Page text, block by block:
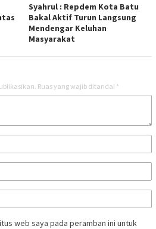
Syahrul : Repdem Kota Batu
Bakal Aktif Turun Langsung
Mendengar Keluhan
Masyarakat
Ruas yang wajib ditandai *
web saya pada peramban ini untuk